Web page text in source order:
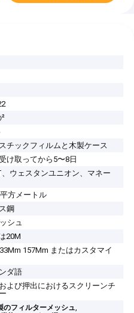
チックフィルムと木製ケース
け取ってから5〜8日
ウェスタンユニオン、マネー
方メートル
鋼
シュ
20M
157Mm またはカスタマイ
ダ語
よび押出におけるスクリーンチ
のフィルターメッシュ,